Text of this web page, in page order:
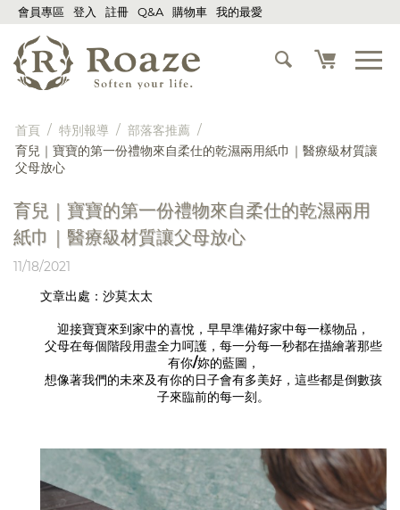
會員專區 登入 註冊 Q&A 購物車 我的最愛
首頁 / 特別報導 / 部落客推薦 /
育兒｜寶寶的第一份禮物來自柔仕的乾濕兩用紙巾｜醫療級材質讓
父母放心
育兒｜寶寶的第一份禮物來自柔仕的乾濕兩用
紙巾｜醫療級材質讓父母放心
11/18/2021
文章出處： 沙莫太太
迎接寶寶來到家中的喜悅，早早準備好家中每一樣物品，
父母在每個階段用盡全力呵護，每一分每一秒都在描繪著那些
有你/妳的藍圖，
想像著我們的未來及有你的日子會有多美好，這些都是倒數孩
子來臨前的每一刻。